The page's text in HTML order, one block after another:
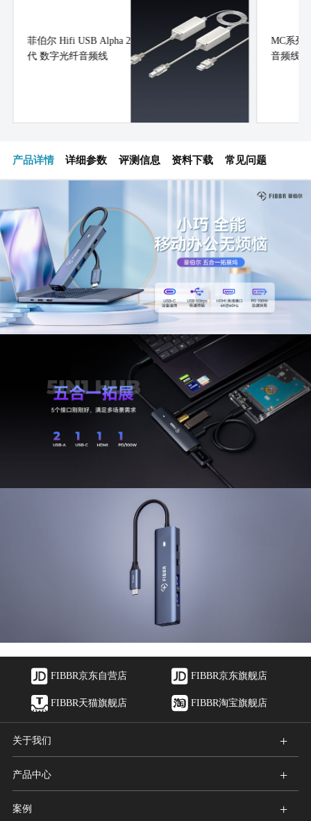
菲伯尔 Hifi USB Alpha 2
代 数字光纤音频线
MC系列
音频线
产品详情 详细参数 评测信息 资料下载 常见问题
FIBBR京东自营店 FIBBR京东旗舰店
FIBBR天猫旗舰店 FIBBR淘宝旗舰店
+
关于我们
+
产品中心
+
案例